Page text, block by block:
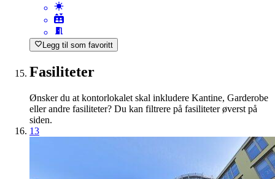
Legg til som favoritt
Fasiliteter
Ønsker du at kontorlokalet skal inkludere Kantine, Garderobe
eller andre fasiliteter? Du kan filtrere på fasiliteter øverst på
siden.
13